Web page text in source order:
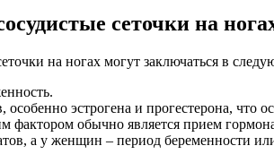
сеточки на
на ногах могут заключаться в
эстрогена и прогестерона, что
фактором обычно является прием
а у женщин – период беременности